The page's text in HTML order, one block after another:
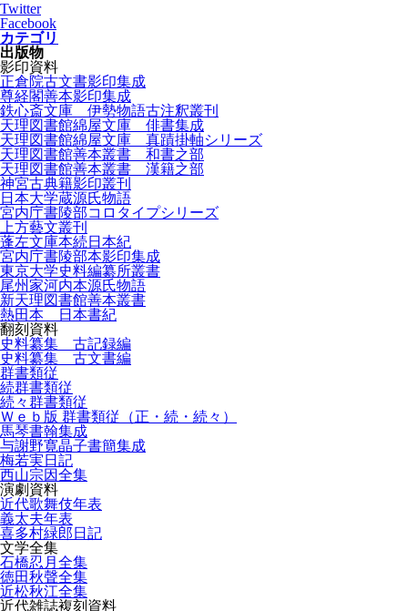
Twitter
Facebook
カテゴリ
出版物
影印資料
正倉院古文書影印集成
尊経閣善本影印集成
鉄心斎文庫 伊勢物語古注釈叢刊
天理図書館綿屋文庫 俳書集成
天理図書館綿屋文庫 真蹟掛軸シリーズ
天理図書館善本叢書 和書之部
天理図書館善本叢書 漢籍之部
神宮古典籍影印叢刊
日本大学蔵源氏物語
宮内庁書陵部コロタイプシリーズ
上方藝文叢刊
蓬左文庫本続日本紀
宮内庁書陵部本影印集成
東京大学史料編纂所叢書
尾州家河内本源氏物語
新天理図書館善本叢書
熱田本 日本書紀
翻刻資料
史料纂集 古記録編
史料纂集 古文書編
群書類従
続群書類従
続々群書類従
Ｗｅｂ版 群書類従（正・続・続々）
馬琴書翰集成
与謝野寛晶子書簡集成
梅若実日記
西山宗因全集
演劇資料
近代歌舞伎年表
義太夫年表
喜多村緑郎日記
文学全集
石橋忍月全集
徳田秋聲全集
近松秋江全集
近代雑誌複刻資料